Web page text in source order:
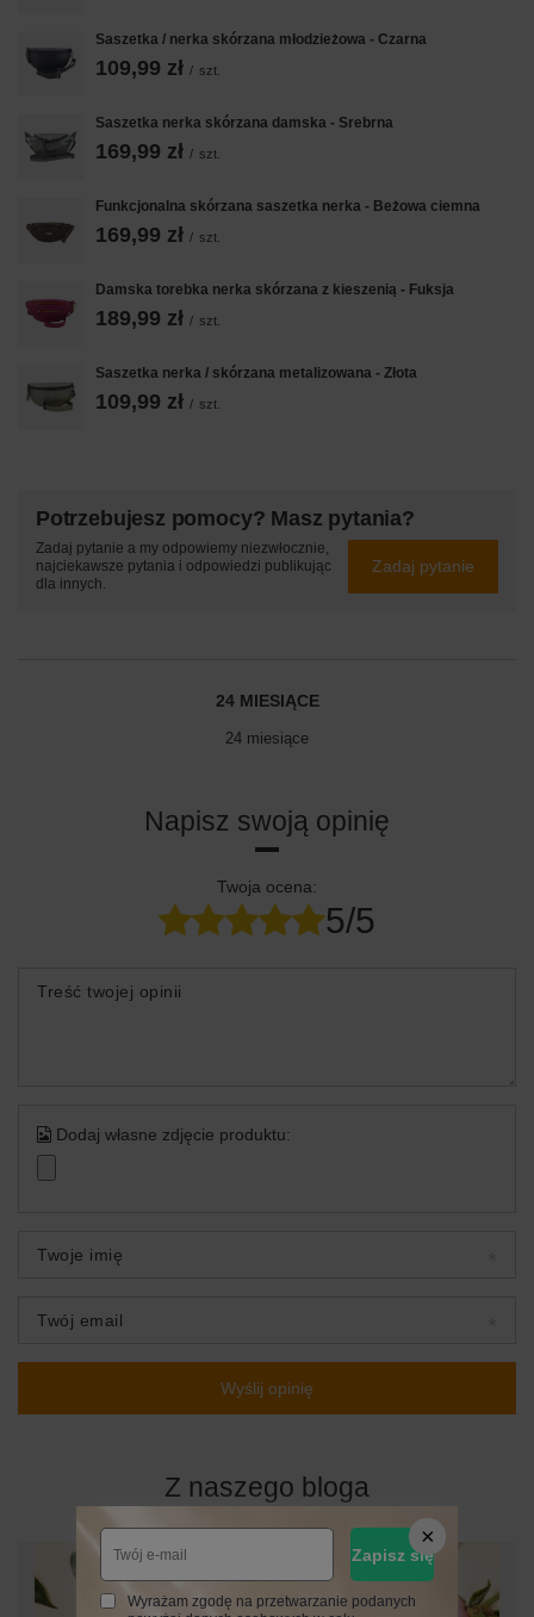
Saszetka / nerka skórzana młodzieżowa - Czarna
109,99 zł / szt.
Saszetka nerka skórzana damska - Srebrna
169,99 zł / szt.
Funkcjonalna skórzana saszetka nerka - Beżowa ciemna
169,99 zł / szt.
Damska torebka nerka skórzana z kieszenią - Fuksja
189,99 zł / szt.
Saszetka nerka / skórzana metalizowana - Złota
109,99 zł / szt.
Potrzebujesz pomocy? Masz pytania?
Zadaj pytanie a my odpowiemy niezwłocznie,
najciekawsze pytania i odpowiedzi publikując
dla innych.
Zadaj pytanie
24 MIESIĄCE
24 miesiące
Napisz swoją opinię
Twoja ocena:
5/5
Treść twojej opinii
Dodaj własne zdjęcie produktu:
Twoje imię
Twój email
Wyślij opinię
Z naszego bloga
Zapisz się
Wyrażam zgodę na przetwarzanie podanych